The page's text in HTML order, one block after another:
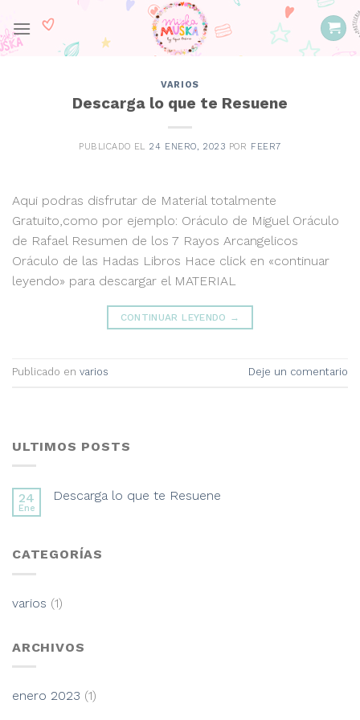
to
content
VARIOS
Descarga lo que te Resuene
PUBLICADO EL 24 ENERO, 2023 POR FEER7
Aqui podras disfrutar de Material totalmente
Gratuito,como por ejemplo: Oráculo de Miguel Oráculo
de Rafael Resumen de los 7 Rayos Arcangelicos
Oráculo de las Hadas Libros Hace click en «continuar
leyendo» para descargar el MATERIAL
CONTINUAR LEYENDO →
Publicado en varios Deje un comentario
ULTIMOS POSTS
24
Ene
Descarga lo que te Resuene
CATEGORÍAS
varios (1)
ARCHIVOS
enero 2023 (1)